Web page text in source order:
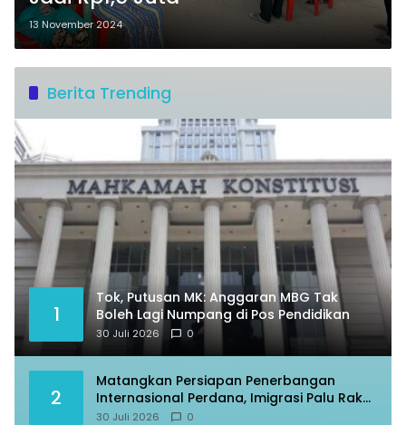
13 November 2024
Berita Trending
1
Tok, Putusan MK: Anggaran MBG Tak
Boleh Lagi Numpang di Pos Pendidikan
30 Juli 2026 0
2
Matangkan Persiapan Penerbangan
Internasional Perdana, Imigrasi Palu Rakor
dengan Gubernur Sulteng
30 Juli 2026 0